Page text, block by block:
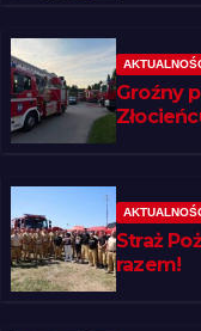
Groźny
Straż
razem!